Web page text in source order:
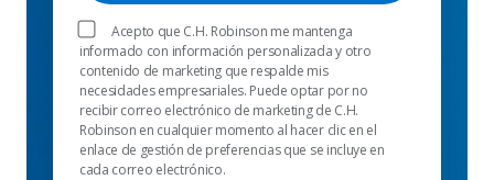
Acepto que C.H. Robinson me mantenga
informado con información personalizada y otro
contenido de marketing que respalde mis
necesidades empresariales. Puede optar por no
recibir correo electrónico de marketing de C.H.
Robinson en cualquier momento al hacer clic en el
enlace de gestión de preferencias que se incluye en
cada correo electrónico.